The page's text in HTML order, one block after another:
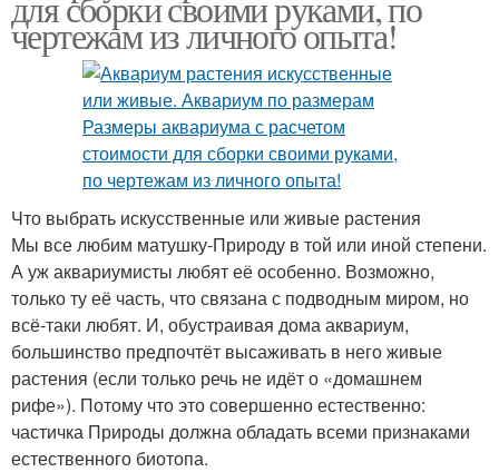
чертежам из личного опыта!
Что выбрать искусственные или живые растения
Мы все любим матушку-Природу в той или иной степени.
А уж аквариумисты любят её особенно. Возможно,
только ту её часть, что связана с подводным миром, но
всё-таки любят. И, обустраивая дома аквариум,
большинство предпочтёт высаживать в него живые
растения (если только речь не идёт о «домашнем
рифе»). Потому что это совершенно естественно:
частичка Природы должна обладать всеми признаками
естественного биотопа.